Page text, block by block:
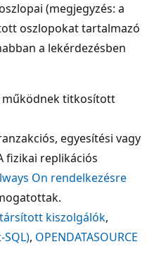
(megjegyzés: a
oszlopokat tartalmazó
a lekérdezésben
működnek titkosított
egyesítési vagy
fizikai replikációs
On rendelkezésre
társított kiszolgálók,
SQL), OPENDATASOURCE